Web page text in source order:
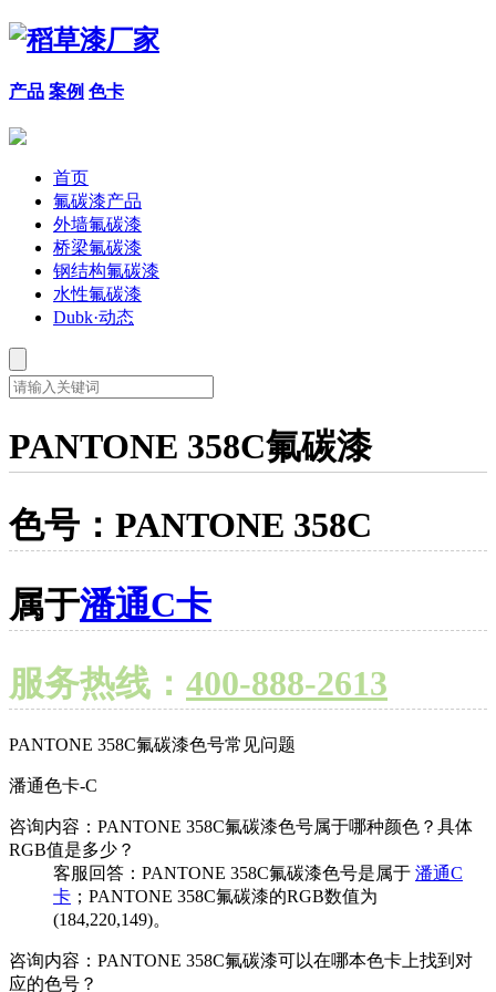
产品 案例 色卡
首页
氟碳漆产品
外墙氟碳漆
桥梁氟碳漆
钢结构氟碳漆
水性氟碳漆
Dubk·动态
PANTONE 358C氟碳漆
色号：PANTONE 358C
属于潘通C卡
服务热线： 400-888-2613
PANTONE 358C氟碳漆色号常见问题
潘通色卡-C
咨询内容：PANTONE 358C氟碳漆色号属于哪种颜色？具体
RGB值是多少？
客服回答：PANTONE 358C氟碳漆色号是属于 潘通C
卡 ；PANTONE 358C氟碳漆的RGB数值为
(184,220,149)。
咨询内容：PANTONE 358C氟碳漆可以在哪本色卡上找到对
应的色号？